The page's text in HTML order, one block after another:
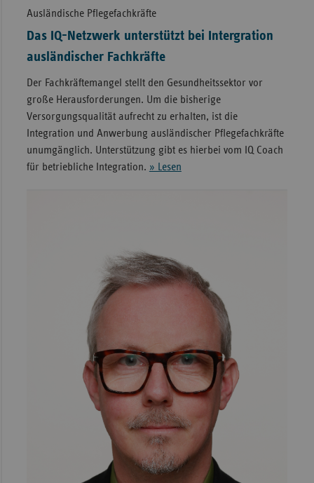
Ausländische Pflegefachkräfte
Das IQ-Netzwerk unterstützt bei Intergration
ausländischer Fachkräfte
Der Fachkräftemangel stellt den Gesundheitssektor vor
große Herausforderungen. Um die bisherige
Versorgungsqualität aufrecht zu erhalten, ist die
Integration und Anwerbung ausländischer Pflegefachkräfte
unumgänglich. Unterstützung gibt es hierbei vom IQ Coach
für betriebliche Integration. » Lesen